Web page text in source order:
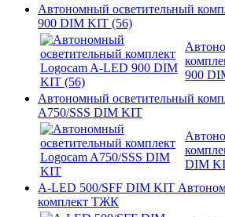
Автономный осветительный
900 DIM KIT (56)
900
Автономный осветительный
A750/SSS DIM KIT
DIM
A-LED 500/SFF DIM KIT
комплект ТЖК